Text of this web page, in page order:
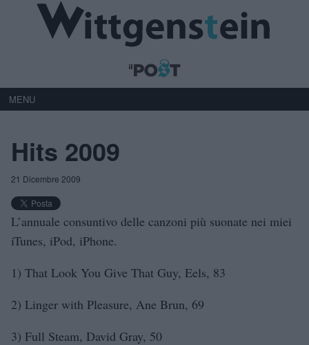
MENU
Hits 2009
21 Dicembre 2009
L’annuale consuntivo delle canzoni più suonate nei miei
iTunes, iPod, iPhone.
1) That Look You Give That Guy, Eels, 83
2) Linger with Pleasure, Ane Brun, 69
3) Full Steam, David Gray, 50